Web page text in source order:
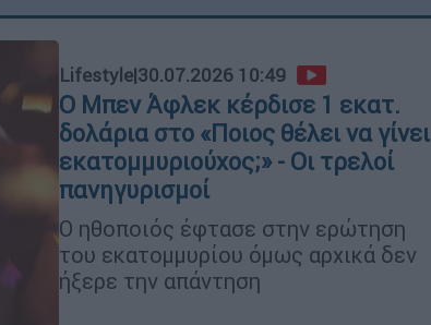
Lifestyle|30.07.2026 10:49
Ο Μπεν Άφλεκ κέρδισε 1 εκατ.
δολάρια στο «Ποιος θέλει να γίνει
εκατομμυριούχος;» - Οι τρελοί
πανηγυρισμοί
Ο ηθοποιός έφτασε στην ερώτηση
του εκατομμυρίου όμως αρχικά δεν
ήξερε την απάντηση